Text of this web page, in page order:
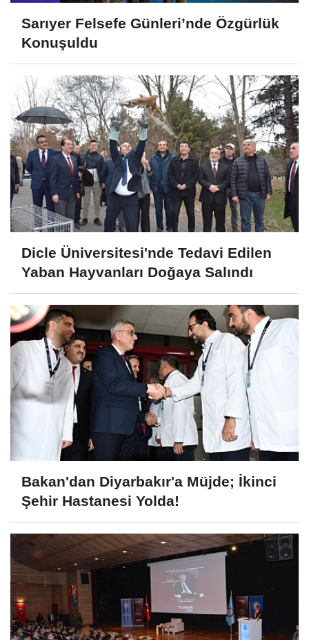
Sarıyer Felsefe Günleri’nde Özgürlük
Konuşuldu
Dicle Üniversitesi'nde Tedavi Edilen
Yaban Hayvanları Doğaya Salındı
Bakan'dan Diyarbakır'a Müjde; İkinci
Şehir Hastanesi Yolda!